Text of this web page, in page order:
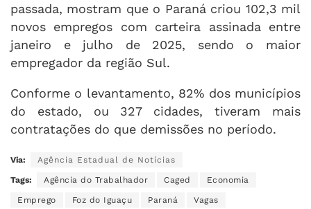
passada, mostram que o Paraná criou 102,3 mil
novos empregos com carteira assinada entre
janeiro e julho de 2025, sendo o maior
empregador da região Sul.
Conforme o levantamento, 82% dos municípios
do estado, ou 327 cidades, tiveram mais
contratações do que demissões no período.
Via: Agência Estadual de Notícias
Tags: Agência do Trabalhador Caged Economia
Emprego Foz do Iguaçu Paraná Vagas